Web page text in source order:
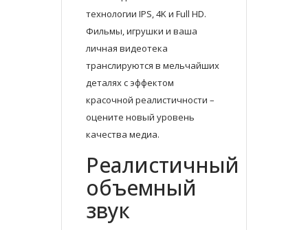
технологии IPS, 4K и Full HD.
Фильмы, игрушки и ваша
личная видеотека
транслируются в мельчайших
деталях с эффектом
красочной реалистичности –
оцените новый уровень
качества медиа.
Реалистичный
объемный
звук